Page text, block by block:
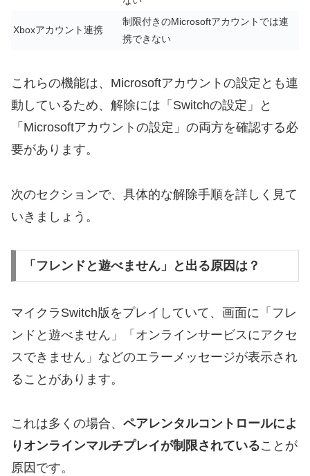
Xboxアカウント連携
制限付きのMicrosoftアカウントでは連
携できない
これらの機能は、Microsoftアカウントの設定とも連
動しているため、解除には「Switchの設定」と
「Microsoftアカウントの設定」の両方を確認する必
要があります。
次のセクションで、具体的な解除手順を詳しく見て
いきましょう。
「フレンドと遊べません」と出る原因は？
マイクラSwitch版をプレイしていて、画面に「フレ
ンドと遊べません」「オンラインサービスにアクセ
スできません」などのエラーメッセージが表示され
ることがあります。
これは多くの場合、 ペアレンタルコントロールによ
りオンラインマルチプレイが制限されていることが
原因です。